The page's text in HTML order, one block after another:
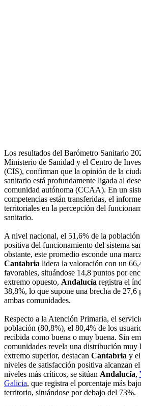
Los resultados del Barómetro Sanitario
Ministerio de Sanidad y el Centro de
(CIS), confirman que la opinión de la
sanitario está profundamente ligada al
comunidad autónoma (CCAA). En un
competencias están transferidas, el
territoriales en la percepción del
sanitario.
A nivel nacional, el 51,6% de la
positiva del funcionamiento del sistema
obstante, este promedio esconde una
Cantabria lidera la valoración con un
favorables, situándose 14,8 puntos por
extremo opuesto, Andalucía registra el
38,8%, lo que supone una brecha de 27,6
ambas comunidades.
Respecto a la Atención Primaria, el
población (80,8%), el 80,4% de los
recibida como buena o muy buena. Sin
comunidades revela una distribución muy
extremo superior, destacan Cantabria y el
niveles de satisfacción positiva alcanzan
niveles más críticos, se sitúan Andalucía,
Galicia, que registra el porcentaje más
territorio, situándose por debajo del 73%.